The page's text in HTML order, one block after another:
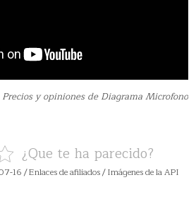
Precios y opiniones de Diagrama Microfono
¿Que te ha parecido?
16 / Enlaces de afiliados / Imágenes de la API